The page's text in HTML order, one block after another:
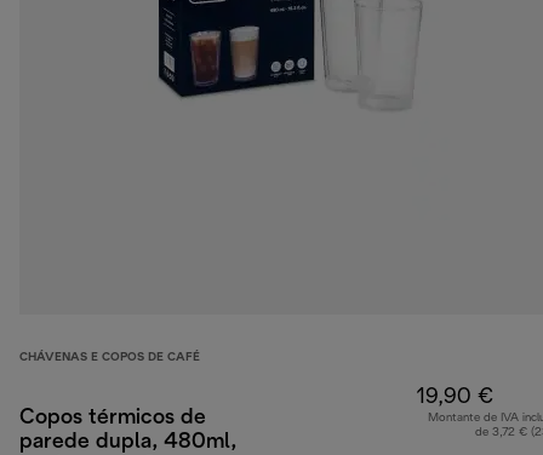
CHÁVENAS E COPOS DE CAFÉ
Copos térmicos de
parede dupla, 480ml,
19,90 €
Montante de IVA
de 3,72 €